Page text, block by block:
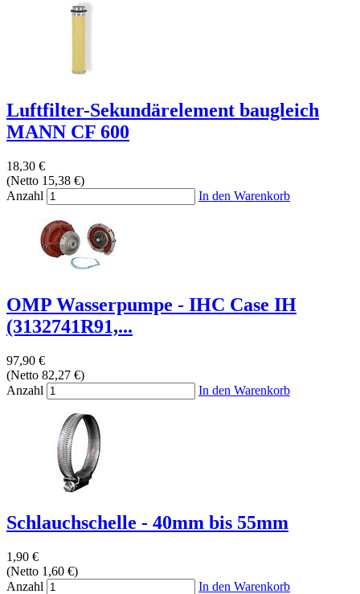
Luftfilter-Sekundärelement baugleich
MANN CF 600
18,30 €
(Netto 15,38 €)
Anzahl
In den Warenkorb
OMP Wasserpumpe - IHC Case IH
(3132741R91,...
97,90 €
(Netto 82,27 €)
Anzahl
In den Warenkorb
Schlauchschelle - 40mm bis 55mm
1,90 €
(Netto 1,60 €)
Anzahl
In den Warenkorb